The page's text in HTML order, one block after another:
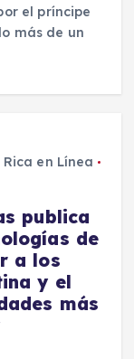
el príncipe
más de un
en Línea
publica
de
a los
y el
más